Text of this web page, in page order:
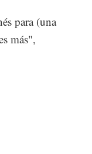
para (una
más",